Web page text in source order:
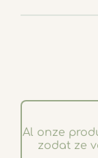
Al onze
zodat ze